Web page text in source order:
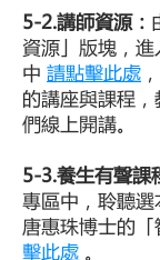
5-2.講師資源：
資源」版塊，
中 請點擊此處
的講座與課程
們線上開講。
5-3.養生有聲課
專區中，聆聽
唐惠珠博士的「
擊此處 。